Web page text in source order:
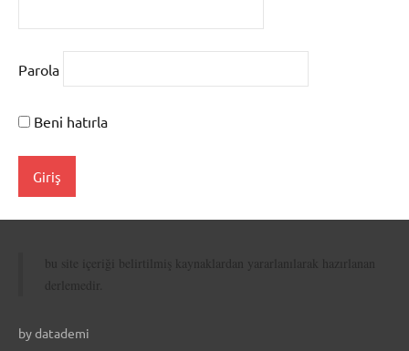
Parola
Beni hatırla
bu site içeriği belirtilmiş kaynaklardan yararlanılarak hazırlanan
derlemedir.
by datademi